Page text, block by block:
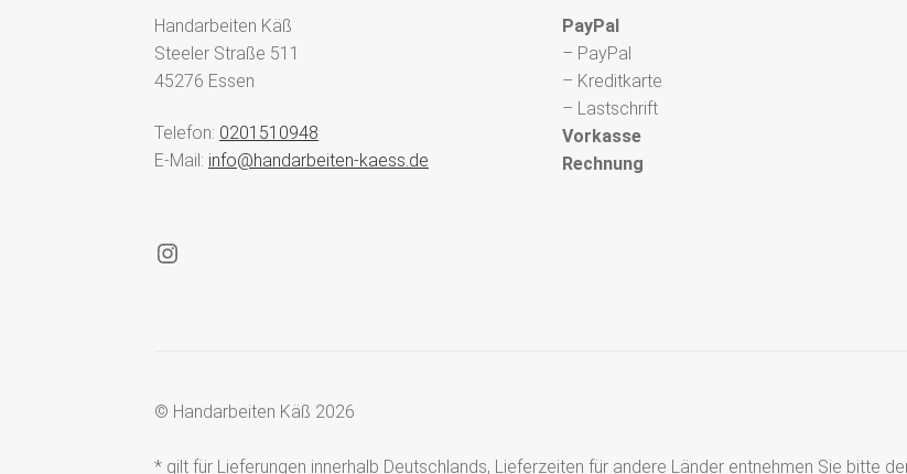
Handarbeiten Käß
Steeler Straße 511
45276 Essen
Telefon: 0201510948
E-Mail: info@handarbeiten-kaess.de
Instagram
PayPal
– PayPal
– Kreditkarte
– Lastschrift
Vorkasse
Rechnung
© Handarbeiten Käß 2026
* gilt für Lieferungen innerhalb Deutschlands, Lieferzeiten für andere Länder entnehmen Sie bitte